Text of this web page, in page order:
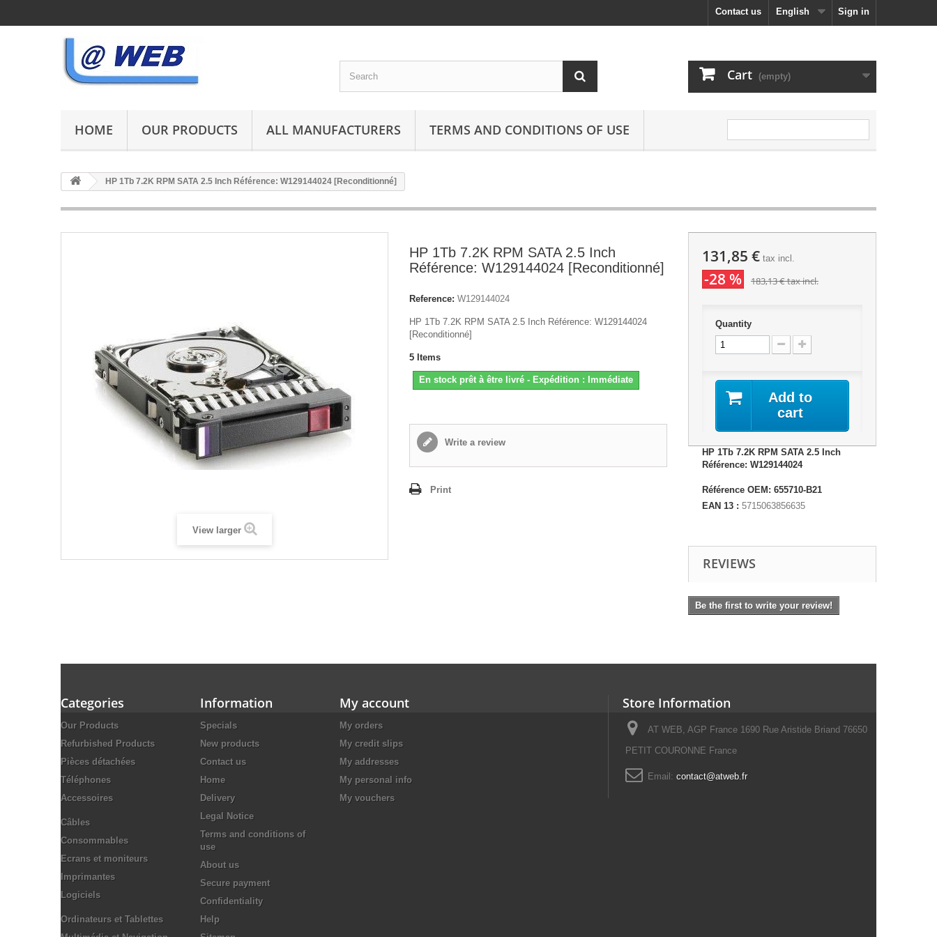
Sign in
English
Contact us
Cart (empty)
HOME OUR PRODUCTS ALL MANUFACTURERS TERMS AND CONDITIONS OF USE
HP 1Tb 7.2K RPM SATA 2.5 Inch Référence: W129144024 [Reconditionné]
View larger
HP 1Tb 7.2K RPM SATA 2.5 Inch
Référence: W129144024 [Reconditionné]
Reference: W129144024
HP 1Tb 7.2K RPM SATA 2.5 Inch Référence: W129144024
[Reconditionné]
5 Items
En stock prêt à être livré - Expédition : Immédiate
Write a review
Print
131,85 €tax incl.
-28 % 183,13 €tax incl.
Quantity
Add to
cart
HP 1Tb 7.2K RPM SATA 2.5 Inch
Référence: W129144024
Référence OEM: 655710-B21
EAN 13 : 5715063856635
REVIEWS
Be the first to write your review!
Categories
Our Products
Refurbished Products
Pièces détachées
Téléphones
Accessoires
Câbles
Consommables
Ecrans et moniteurs
Imprimantes
Logiciels
Ordinateurs et Tablettes
Information
Specials
New products
Contact us
Home
Delivery
Legal Notice
Terms and conditions of
use
About us
Secure payment
Confidentiality
Help
My account
My orders
My credit slips
My addresses
My personal info
My vouchers
Store Information
AT WEB, AGP France 1690 Rue Aristide Briand 76650
PETIT COURONNE France
Email: contact@atweb.fr